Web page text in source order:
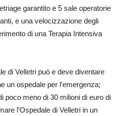
garantito e 5 sale operatorie
e una velocizzazione degli
di una Terapia Intensiva
di Velletri può e deve diventare
un ospedale per l’emergenza;
poco meno di 30 milioni di euro di
l’Ospedale di Velletri in un